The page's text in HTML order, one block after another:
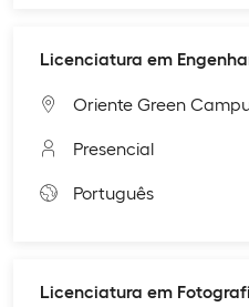
Licenciatura em
Oriente Green
Presencial
Português
Licenciatura em